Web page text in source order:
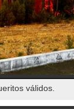
válidos.